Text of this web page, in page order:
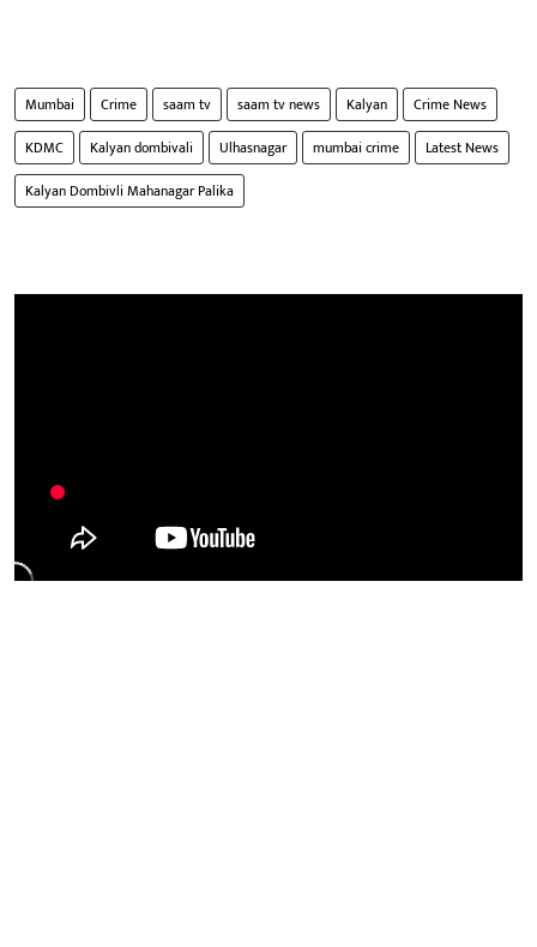
Mumbai Crime saam tv saam tv news Kalyan
Crime News
KDMC
Kalyan dombivali Ulhasnagar mumbai crime
Latest News
Kalyan Dombivli Mahanagar Palika